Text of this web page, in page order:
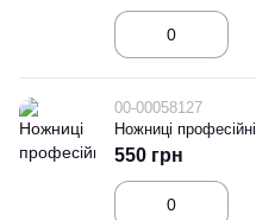
00-00058127
Ножниці
550 грн